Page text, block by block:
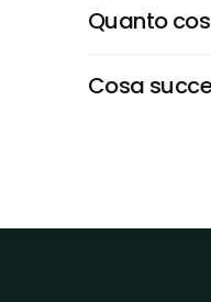
Quanto
Cosa